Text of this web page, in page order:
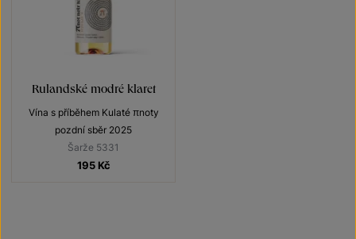
Rulandské modré klaret
Vína s příběhem Kulaté πnoty
pozdní sběr 2025
Šarže 5331
195 Kč